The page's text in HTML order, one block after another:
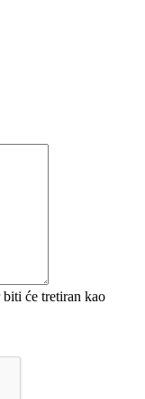
će tretiran kao